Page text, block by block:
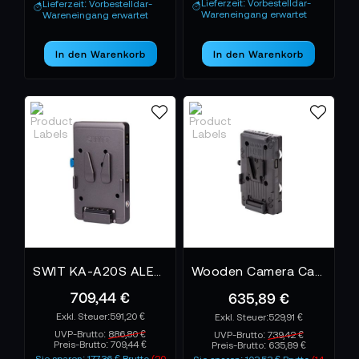
Lieferzeit: Vorbestelldar-
Wareneingang erwartet
In den Warenkorb
Lieferzeit: Vorbestelldar-
Wareneingang erwartet
In den Warenkorb
709,44 €
591,20 €
UVP-Brutto: 886,80 €
Preis-Brutto:709,44 €
635,89 €
529,91 €
UVP-Brutto: 739,42 €
Preis-Brutto: 635,89 €